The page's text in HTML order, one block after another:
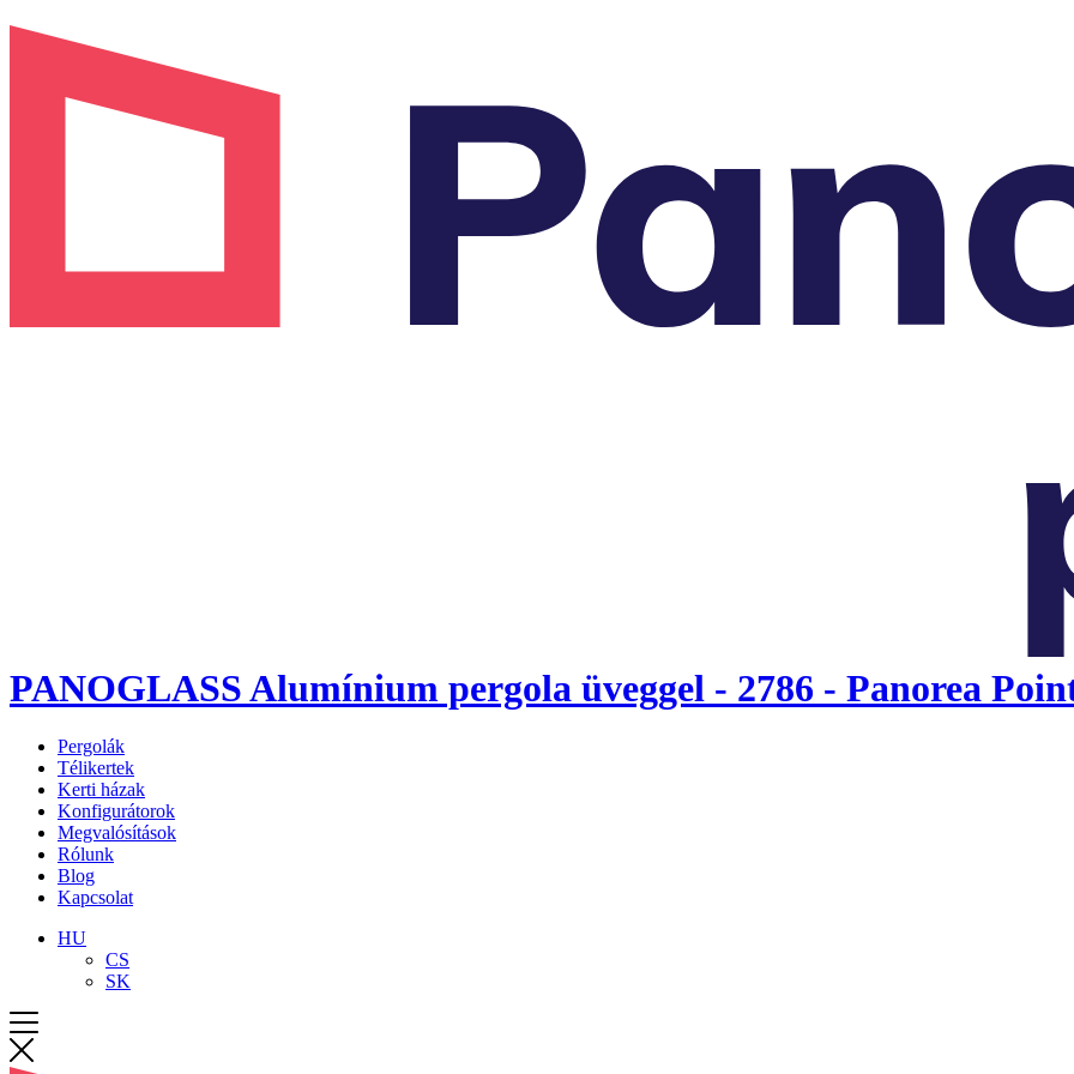
PANOGLASS Alumínium pergola üveggel - 2786 - Panorea
Pergolák
Télikertek
Kerti házak
Konfigurátorok
Megvalósítások
Rólunk
Blog
Kapcsolat
HU
CS
SK